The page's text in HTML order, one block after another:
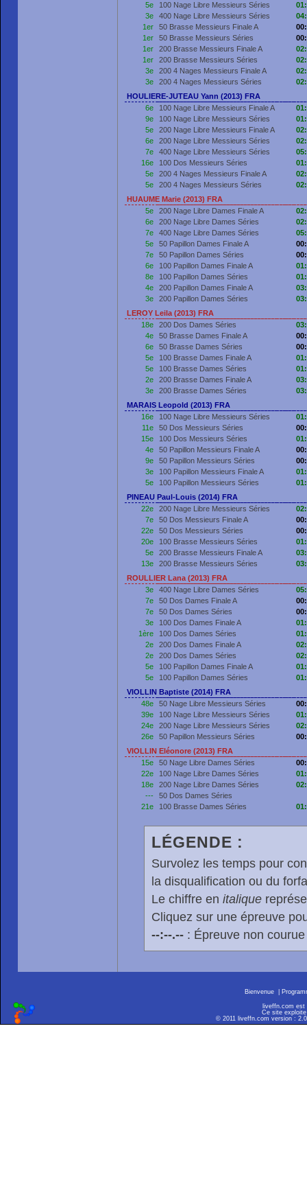
5e
100 Nage Libre Messieurs Séries
3e
400 Nage Libre Messieurs Séries
1er
50 Brasse Messieurs Finale A
1er
50 Brasse Messieurs Séries
1er
200 Brasse Messieurs Finale A
1er
200 Brasse Messieurs Séries
3e
200 4 Nages Messieurs Finale A
3e
200 4 Nages Messieurs Séries
HOULIERE-JUTEAU Yann (2013) FRA
6e
100 Nage Libre Messieurs Finale A
9e
100 Nage Libre Messieurs Séries
5e
200 Nage Libre Messieurs Finale A
6e
200 Nage Libre Messieurs Séries
7e
400 Nage Libre Messieurs Séries
16e
100 Dos Messieurs Séries
5e
200 4 Nages Messieurs Finale A
5e
200 4 Nages Messieurs Séries
HUAUME Marie (2013) FRA
5e
200 Nage Libre Dames Finale A
6e
200 Nage Libre Dames Séries
7e
400 Nage Libre Dames Séries
5e
50 Papillon Dames Finale A
7e
50 Papillon Dames Séries
6e
100 Papillon Dames Finale A
8e
100 Papillon Dames Séries
4e
200 Papillon Dames Finale A
3e
200 Papillon Dames Séries
LEROY Leila (2013) FRA
18e
200 Dos Dames Séries
4e
50 Brasse Dames Finale A
6e
50 Brasse Dames Séries
5e
100 Brasse Dames Finale A
5e
100 Brasse Dames Séries
2e
200 Brasse Dames Finale A
3e
200 Brasse Dames Séries
MARAIS Leopold (2013) FRA
16e
100 Nage Libre Messieurs Séries
11e
50 Dos Messieurs Séries
15e
100 Dos Messieurs Séries
4e
50 Papillon Messieurs Finale A
9e
50 Papillon Messieurs Séries
3e
100 Papillon Messieurs Finale A
5e
100 Papillon Messieurs Séries
PINEAU Paul-Louis (2014) FRA
22e
200 Nage Libre Messieurs Séries
7e
50 Dos Messieurs Finale A
22e
50 Dos Messieurs Séries
20e
100 Brasse Messieurs Séries
5e
200 Brasse Messieurs Finale A
13e
200 Brasse Messieurs Séries
ROULLIER Lana (2013) FRA
3e
400 Nage Libre Dames Séries
7e
50 Dos Dames Finale A
7e
50 Dos Dames Séries
3e
100 Dos Dames Finale A
1ère
100 Dos Dames Séries
2e
200 Dos Dames Finale A
2e
200 Dos Dames Séries
5e
100 Papillon Dames Finale A
5e
100 Papillon Dames Séries
VIOLLIN Baptiste (2014) FRA
48e
50 Nage Libre Messieurs Séries
39e
100 Nage Libre Messieurs Séries
24e
200 Nage Libre Messieurs Séries
26e
50 Papillon Messieurs Séries
VIOLLIN Eléonore (2013) FRA
15e
50 Nage Libre Dames Séries
22e
100 Nage Libre Dames Séries
18e
200 Nage Libre Dames Séries
---
50 Dos Dames Séries
21e
100 Brasse Dames Séries
LÉGENDE :
Survolez les temps pour
la disqualification ou du
Le chiffre en italique
Cliquez sur une épreuve
--:--.--: Épreuve non
Bienvenue
liveffn.com est
Ce site
© 2011 liveffn.com version :